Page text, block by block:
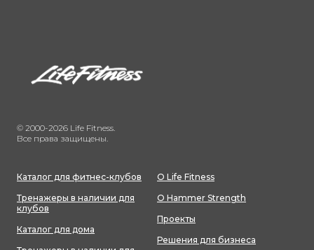
© 2000-2026 Life Fitness.
Все права защищены.
Каталог для фитнес-клубов
Тренажеры в наличии для
клубов
Каталог для дома
О Life Fitness
О Hammer Strength
Проекты
Решения для бизнеса